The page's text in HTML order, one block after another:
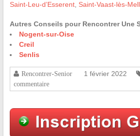
Saint-Leu-d’Esserent, Saint-Vaast-lès-
Autres Conseils pour Rencontrer Une
Nogent-sur-Oise
Creil
Senlis
Rencontrer-Senior 1 février 2022
commentaire